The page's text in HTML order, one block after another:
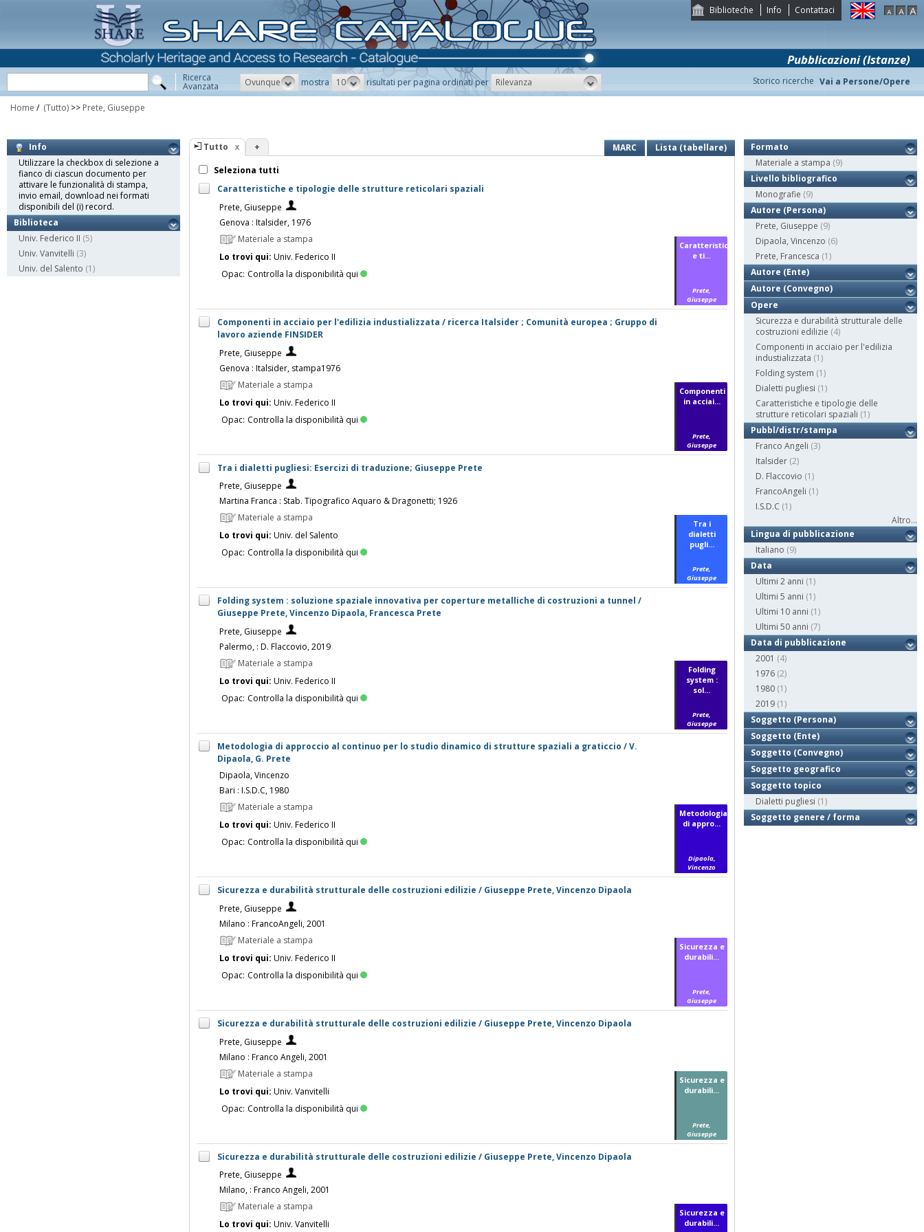
Biblioteche Info Contattaci
Storico ricerche
Pubblicazioni (Istanze)
Ricerca
Avanzata Ovunque mostra 10 risultati per pagina ordinati per Rilevanza Vai a Persone/Opere
Home / (Tutto) >> Prete, Giuseppe
Info
Utilizzare la checkbox di selezione a
fianco di ciascun documento per
attivare le funzionalità di stampa,
invio email, download nei formati
disponibili del (i) record.
Biblioteca
Univ. Federico II (5)
Univ. Vanvitelli (3)
Univ. del Salento (1)
Tutto + MARC
Lista (tabellare)
Seleziona tutti
Caratteristiche e tipologie delle strutture reticolari spaziali
Prete, Giuseppe
Genova : Italsider, 1976
Materiale a stampa
Lo trovi qui: Univ. Federico II
Opac: Controlla la disponibilità qui
Caratteristiche
e ti...
Prete,
Giuseppe
Componenti in acciaio per l'edilizia industializzata / ricerca Italsider ; Comunità europea ; Gruppo di
lavoro aziende FINSIDER
Prete, Giuseppe
Genova : Italsider, stampa1976
Materiale a stampa
Lo trovi qui: Univ. Federico II
Opac: Controlla la disponibilità qui
Componenti
in acciai...
Prete,
Giuseppe
Tra i dialetti pugliesi: Esercizi di traduzione; Giuseppe Prete
Prete, Giuseppe
Martina Franca : Stab. Tipografico Aquaro & Dragonetti; 1926
Materiale a stampa
Lo trovi qui: Univ. del Salento
Opac: Controlla la disponibilità qui
Tra i
dialetti
pugli...
Prete,
Giuseppe
Folding system : soluzione spaziale innovativa per coperture metalliche di costruzioni a tunnel /
Giuseppe Prete, Vincenzo Dipaola, Francesca Prete
Prete, Giuseppe
Palermo, : D. Flaccovio, 2019
Materiale a stampa
Lo trovi qui: Univ. Federico II
Opac: Controlla la disponibilità qui
Folding
system :
sol...
Prete,
Giuseppe
Metodologia di approccio al continuo per lo studio dinamico di strutture spaziali a graticcio / V.
Dipaola, G. Prete
Dipaola, Vincenzo
Bari : I.S.D.C, 1980
Materiale a stampa
Lo trovi qui: Univ. Federico II
Opac: Controlla la disponibilità qui
Metodologia
di appro...
Dipaola,
Vincenzo
Sicurezza e durabilità strutturale delle costruzioni edilizie / Giuseppe Prete, Vincenzo Dipaola
Prete, Giuseppe
Milano : FrancoAngeli, 2001
Materiale a stampa
Lo trovi qui: Univ. Federico II
Opac: Controlla la disponibilità qui
Sicurezza e
durabili...
Prete,
Giuseppe
Sicurezza e durabilità strutturale delle costruzioni edilizie / Giuseppe Prete, Vincenzo Dipaola
Prete, Giuseppe
Milano : Franco Angeli, 2001
Materiale a stampa
Lo trovi qui: Univ. Vanvitelli
Opac: Controlla la disponibilità qui
Sicurezza e
durabili...
Prete,
Giuseppe
Sicurezza e durabilità strutturale delle costruzioni edilizie / Giuseppe Prete, Vincenzo Dipaola
Prete, Giuseppe
Milano, : Franco Angeli, 2001
Materiale a stampa
Lo trovi qui: Univ. Vanvitelli
Sicurezza e
durabili...
Formato
Materiale a stampa (9)
Livello bibliografico
Monografie (9)
Autore (Persona)
Prete, Giuseppe (9)
Dipaola, Vincenzo (6)
Prete, Francesca (1)
Autore (Ente)
Autore (Convegno)
Opere
Sicurezza e durabilità strutturale delle
costruzioni edilizie (4)
Componenti in acciaio per l'edilizia
industializzata (1)
Folding system (1)
Dialetti pugliesi (1)
Caratteristiche e tipologie delle
strutture reticolari spaziali (1)
Pubbl/distr/stampa
Franco Angeli (3)
Italsider (2)
D. Flaccovio (1)
FrancoAngeli (1)
I.S.D.C (1)
Altro...
Lingua di pubblicazione
Italiano (9)
Data
Ultimi 2 anni (1)
Ultimi 5 anni (1)
Ultimi 10 anni (1)
Ultimi 50 anni (7)
Data di pubblicazione
2001 (4)
1976 (2)
1980 (1)
2019 (1)
Soggetto (Persona)
Soggetto (Ente)
Soggetto (Convegno)
Soggetto geografico
Soggetto topico
Dialetti pugliesi (1)
Soggetto genere / forma